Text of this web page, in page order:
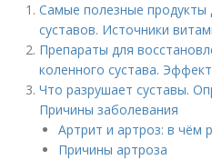
Самые полезные продукты
суставов. Источники
Препараты для
коленного сустава.
Что разрушает суставы.
Причины заболевания
Артрит и артроз: в чём
Причины артроза